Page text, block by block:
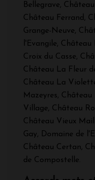
Bellegrave,
Château Ferrand,
Grange-Neuve,
l'Evangile,
Croix du Casse,
Château La Fleur
Château La
Mazeyres,
Village, Château
Château Vieux
Gay, Domaine de
Château Certan,
de Compostelle.